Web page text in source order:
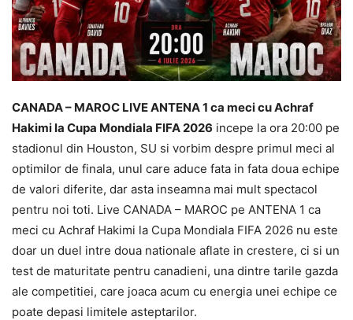
CANADA – MAROC LIVE ANTENA 1 ca meci cu Achraf
Hakimi la Cupa Mondiala FIFA 2026 incepe la ora 20:00 pe
stadionul din Houston, SU si vorbim despre primul meci al
optimilor de finala, unul care aduce fata in fata doua echipe
de valori diferite, dar asta inseamna mai mult spectacol
pentru noi toti. Live CANADA – MAROC pe ANTENA 1 ca
meci cu Achraf Hakimi la Cupa Mondiala FIFA 2026 nu este
doar un duel intre doua nationale aflate in crestere, ci si un
test de maturitate pentru canadieni, una dintre tarile gazda
ale competitiei, care joaca acum cu energia unei echipe ce
poate depasi limitele asteptarilor.